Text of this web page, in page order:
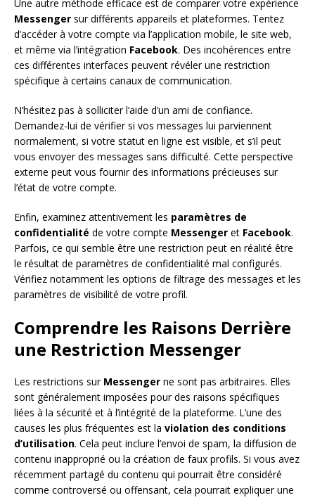
Une autre méthode efficace est de comparer votre expérience
Messenger sur différents appareils et plateformes. Tentez
d’accéder à votre compte via l’application mobile, le site web,
et même via l’intégration Facebook. Des incohérences entre
ces différentes interfaces peuvent révéler une restriction
spécifique à certains canaux de communication.
N’hésitez pas à solliciter l’aide d’un ami de confiance.
Demandez-lui de vérifier si vos messages lui parviennent
normalement, si votre statut en ligne est visible, et s’il peut
vous envoyer des messages sans difficulté. Cette perspective
externe peut vous fournir des informations précieuses sur
l’état de votre compte.
Enfin, examinez attentivement les paramètres de
confidentialité de votre compte Messenger et Facebook.
Parfois, ce qui semble être une restriction peut en réalité être
le résultat de paramètres de confidentialité mal configurés.
Vérifiez notamment les options de filtrage des messages et les
paramètres de visibilité de votre profil.
Comprendre les Raisons Derrière
une Restriction Messenger
Les restrictions sur Messenger ne sont pas arbitraires. Elles
sont généralement imposées pour des raisons spécifiques
liées à la sécurité et à l’intégrité de la plateforme. L’une des
causes les plus fréquentes est la violation des conditions
d’utilisation. Cela peut inclure l’envoi de spam, la diffusion de
contenu inapproprié ou la création de faux profils. Si vous avez
récemment partagé du contenu qui pourrait être considéré
comme controversé ou offensant, cela pourrait expliquer une